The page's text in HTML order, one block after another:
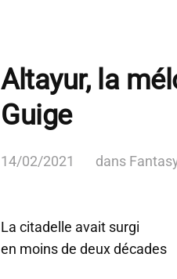
Altayur, la
Guige
14/02/2021 dans
La citadelle avait surgi
en moins de deux décades